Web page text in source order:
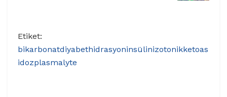
Etiket:
bikarbonatdiyabethidrasyoninsülinizotonikketoas
idozplasmalyte